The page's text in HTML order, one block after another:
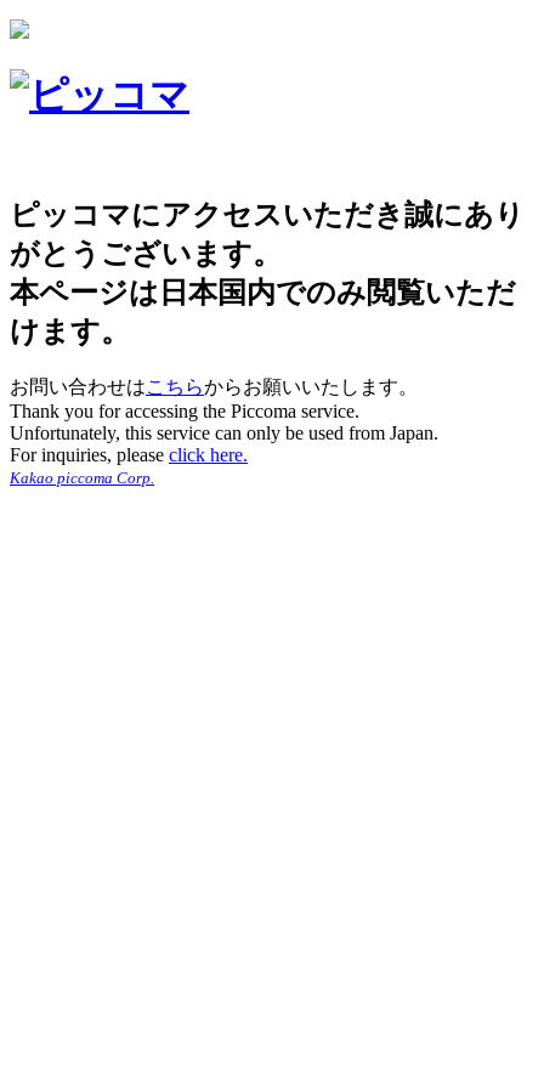
ピッコマにアクセスいただき誠にあり
がとうございます。
本ページは日本国内でのみ閲覧いただ
けます。
お問い合わせはこちらからお願いいたします。
Thank you for accessing the Piccoma service.
Unfortunately, this service can only be used from Japan.
For inquiries, please click here.
Kakao piccoma Corp.